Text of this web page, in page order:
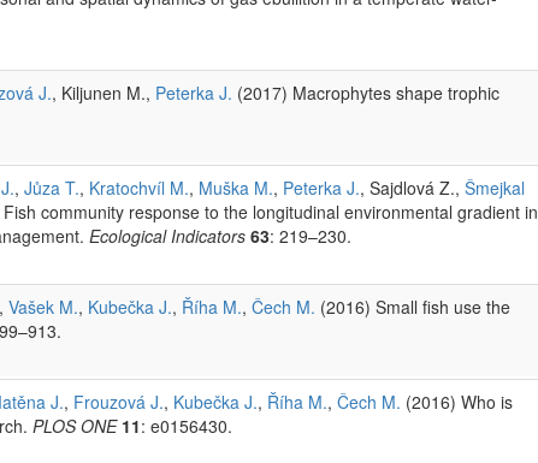
J., Kiljunen M., Peterka J. (2017) Macrophytes shape trophic
, Jůza T., Kratochvíl M., Muška M., Peterka J., Sajdlová Z., Šmejkal
community response to the longitudinal environmental gradient in
Ecological Indicators 63: 219–230.
, Vašek M., Kubečka J., Říha M., Čech M. (2016) Small fish use the
J., Frouzová J., Kubečka J., Říha M., Čech M. (2016) Who is
PLOS ONE 11: e0156430.